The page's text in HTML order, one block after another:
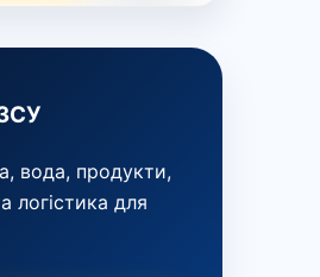
вода, продукти,
логістика для